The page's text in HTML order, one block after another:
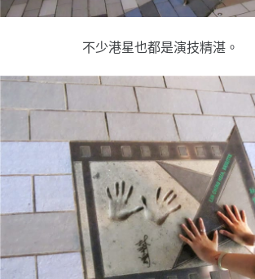
不少港星也都是演技精湛。